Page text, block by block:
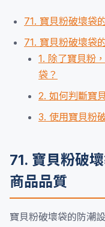
71. 寶貝粉破壞袋
71. 寶貝粉破壞袋
1. 除了寶貝粉
袋？
2. 如何判斷寶
3. 使用寶貝粉
71. 寶貝粉破
商品品質
寶貝粉破壞袋的防潮